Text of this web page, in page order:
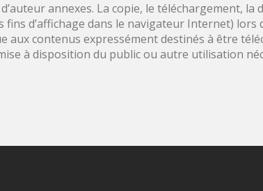
annexes. La copie, le téléchargement,
d’affichage dans le navigateur Internet) lors
contenus expressément destinés à être
à disposition du public ou autre utilisation